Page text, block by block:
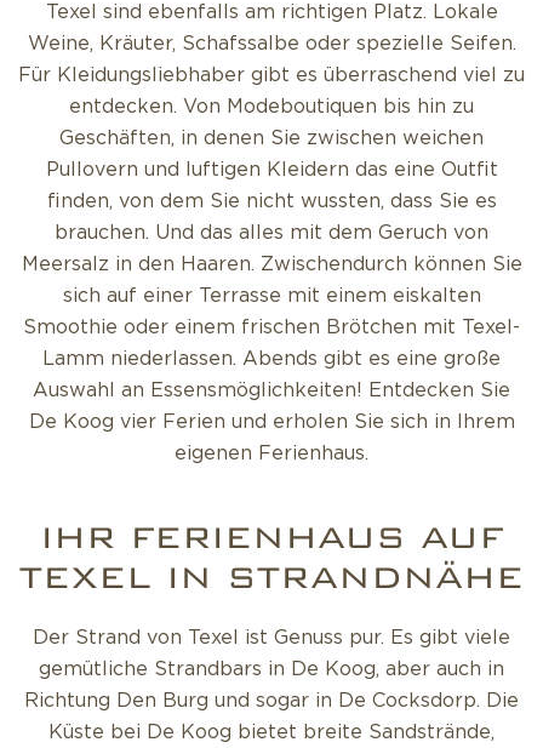
Texel sind ebenfalls am richtigen Platz. Lokale
Weine, Kräuter, Schafssalbe oder spezielle Seifen.
Für Kleidungsliebhaber gibt es überraschend viel zu
entdecken. Von Modeboutiquen bis hin zu
Geschäften, in denen Sie zwischen weichen
Pullovern und luftigen Kleidern das eine Outfit
finden, von dem Sie nicht wussten, dass Sie es
brauchen. Und das alles mit dem Geruch von
Meersalz in den Haaren. Zwischendurch können Sie
sich auf einer Terrasse mit einem eiskalten
Smoothie oder einem frischen Brötchen mit Texel-
Lamm niederlassen. Abends gibt es eine große
Auswahl an Essensmöglichkeiten! Entdecken Sie
De Koog vier Ferien und erholen Sie sich in Ihrem
eigenen Ferienhaus.
IHR FERIENHAUS AUF
TEXEL IN STRANDNÄHE
Der Strand von Texel ist Genuss pur. Es gibt viele
gemütliche Strandbars in De Koog, aber auch in
Richtung Den Burg und sogar in De Cocksdorp. Die
Küste bei De Koog bietet breite Sandstrände,